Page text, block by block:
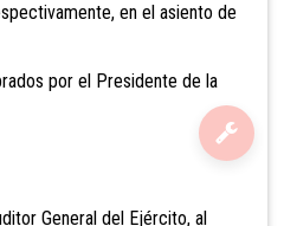
en el asiento de
por el Presidente de la
General del Ejército, al